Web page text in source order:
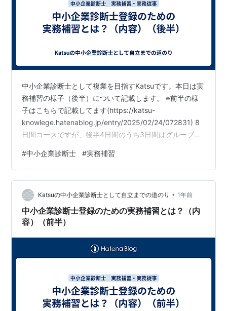
中小企業診断士として複業を目指すKatsuです。本日は実
務補習の様子（後半）について記載します。 ※前半の様
子はこちらで記載してます(https://katsu-
knowlege.hatenablog.jp/entry/2025/02/24/072831) 8
日間コースですが、後半4日間のうち3日間はグループワ
は限られており、限られた情報で報告書を作ることが求
められます。 ある種想像で書かざる得ないため、書こう
と思えば色々書けてしまいます。 一方、本当に会社のこ
とを考えて報告書のコンセプトを決めてしまえば、調べ
ものも方向性が見てワークを限定す…
#中小企業診断士 #実務補習
Katsuの中小企業診断士として自立までの道のり • 1年前
中小企業診断士登録のための実務補習とは？（内
容）（前半）